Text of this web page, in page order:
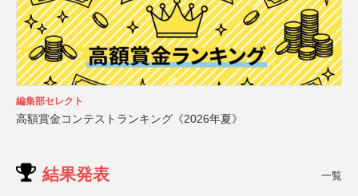
編集部セレクト
高額賞金コンテストランキング《2026年夏》
結果発表 一覧